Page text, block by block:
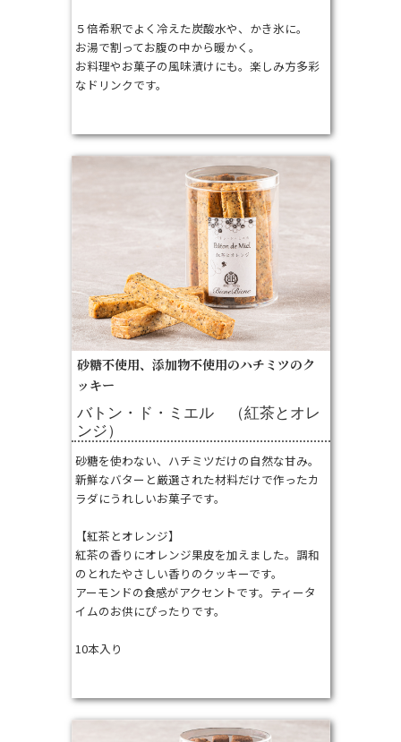
５倍希釈でよく冷えた炭酸水や、かき氷に。
お湯で割ってお腹の中から暖かく。
お料理やお菓子の風味漬けにも。楽しみ方多彩
なドリンクです。
砂糖不使用、添加物不使用のハチミツのク
ッキー
バトン・ド・ミエル （紅茶とオレ
ンジ）
砂糖を使わない、ハチミツだけの自然な甘み。
新鮮なバターと厳選された材料だけで作ったカ
ラダにうれしいお菓子です。
【紅茶とオレンジ】
紅茶の香りにオレンジ果皮を加えました。調和
のとれたやさしい香りのクッキーです。
アーモンドの食感がアクセントです。ティータ
イムのお供にぴったりです。
10本入り